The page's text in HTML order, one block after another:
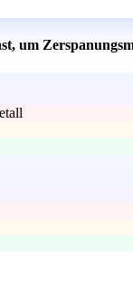
um